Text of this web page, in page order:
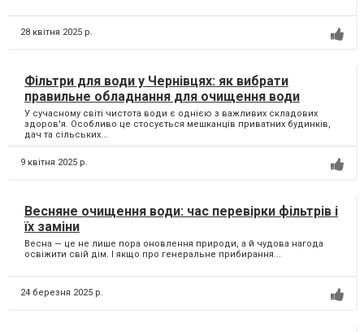
28 квітня 2025 р.
Фільтри для води у Чернівцях: як вибрати
правильне обладнання для очищення води
У сучасному світі чистота води є однією з важливих складових
здоров'я. Особливо це стосується мешканців приватних будинків,
дач та сільських...
9 квітня 2025 р.
Весняне очищення води: час перевірки фільтрів і
їх заміни
Весна — це не лише пора оновлення природи, а й чудова нагода
освіжити свій дім. І якщо про генеральне прибирання...
24 березня 2025 р.